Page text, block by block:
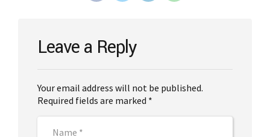
Leave a Reply
Your email address will not be published.
Required fields are marked *